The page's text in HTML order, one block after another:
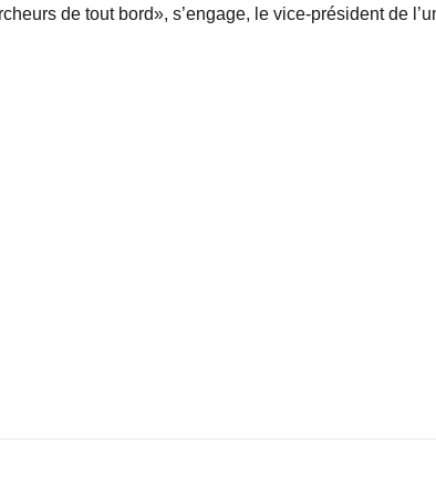
de tout bord», s’engage, le vice-président de